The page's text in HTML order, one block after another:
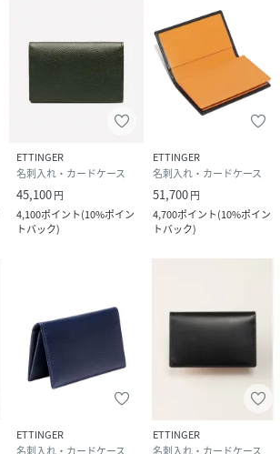
ETTINGER
名刺入れ・カードケース
45,100円
4,100ポイント(10%ポイン
トバック)
ETTINGER
名刺入れ・カードケース
51,700円
4,700ポイント(10%ポイン
トバック)
ETTINGER
名刺入れ・カードケース
ETTINGER
名刺入れ・カードケース